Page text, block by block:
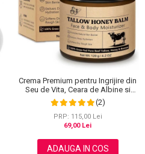
Crema Premium pentru Ingrijire din
Seu de Vita, Ceara de Albine si
Miere, 100% Naturala, NOVA
KISS®, 120 g
(2)
PRP: 115,00 Lei
69,00 Lei
ADAUGA IN COS